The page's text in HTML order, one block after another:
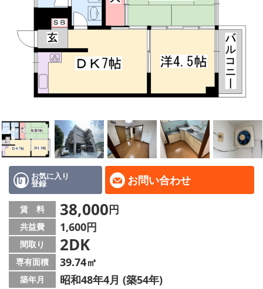
初期費用リーズナブル物件
都市ガス物件
路線·駅から探す
地域から探す
地図から探す
スタッフ
店舗情報·アクセス
会社概要
メールでお問い合わせ
お気に入り
登録 お問い合わせ
賃 料 38,000円
共益費 1,600円
間取り 2DK
専有面積 39.74㎡
築年月 昭和48年4月 (築54年)